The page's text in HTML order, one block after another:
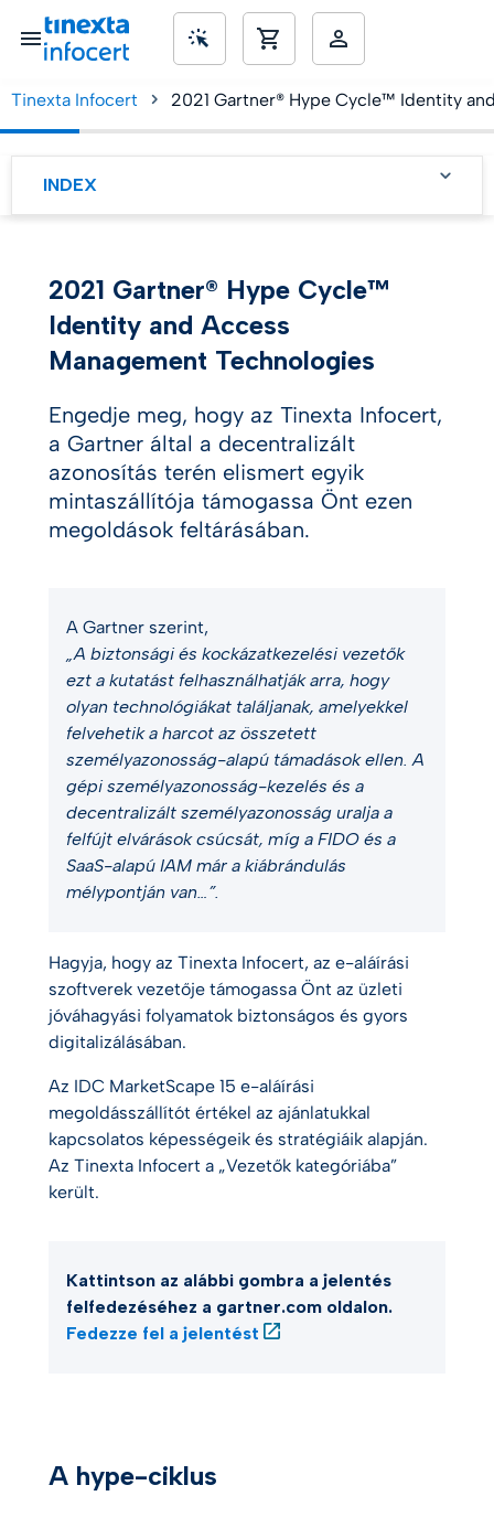
Tinexta Infocert 2021 Gartner® Hype Cycle™ Identity
INDEX
2021 Gartner® Hype Cycle™
Identity and Access
Management Technologies
Engedje meg, hogy az Tinexta Infocert,
a Gartner által a decentralizált
azonosítás terén elismert egyik
mintaszállítója támogassa Önt ezen
megoldások feltárásában.
A Gartner szerint,
„A biztonsági és kockázatkezelési vezetők
ezt a kutatást felhasználhatják arra, hogy
olyan technológiákat találjanak, amelyekkel
felvehetik a harcot az összetett
személyazonosság-alapú támadások ellen. A
gépi személyazonosság-kezelés és a
decentralizált személyazonosság uralja a
felfújt elvárások csúcsát, míg a FIDO és a
SaaS-alapú IAM már a kiábrándulás
mélypontján van…”.
Hagyja, hogy az Tinexta Infocert, az e-aláírási
szoftverek vezetője támogassa Önt az üzleti
jóváhagyási folyamatok biztonságos és gyors
digitalizálásában.
Az IDC MarketScape 15 e-aláírási
megoldásszállítót értékel az ajánlatukkal
kapcsolatos képességeik és stratégiáik alapján.
Az Tinexta Infocert a „Vezetők kategóriába”
került.
Kattintson az alábbi gombra a jelentés
felfedezéséhez a gartner.com oldalon.
Fedezze fel a jelentést
A hype-ciklus